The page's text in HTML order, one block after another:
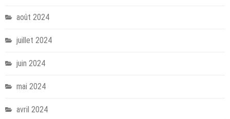
août 2024
juillet 2024
juin 2024
mai 2024
avril 2024